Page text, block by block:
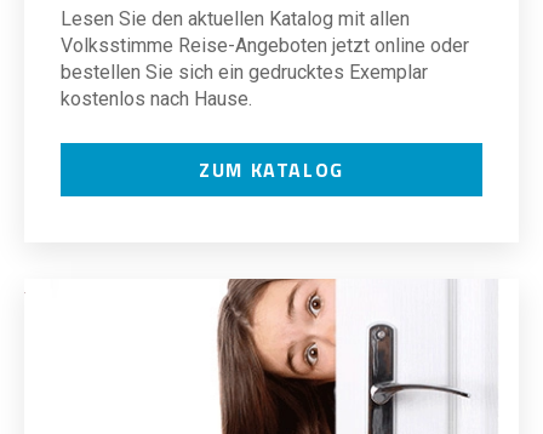
Lesen Sie den aktuellen Katalog mit allen
Volksstimme Reise-Angeboten jetzt online oder
bestellen Sie sich ein gedrucktes Exemplar
kostenlos nach Hause.
ZUM KATALOG